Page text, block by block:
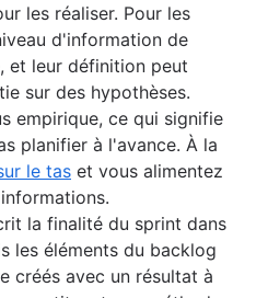
les réaliser. Pour les
d'information de
et leur définition peut
sur des hypothèses.
empirique, ce qui signifie
planifier à l'avance. À la
le tas et vous alimentez
la finalité du sprint dans
les éléments du backlog
créés avec un résultat à